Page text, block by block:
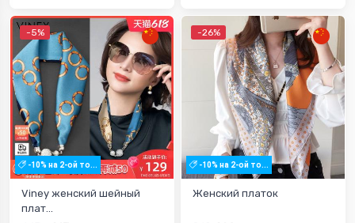
-5%
-10% на 2-ой то...
Viney женский шейный
плат...
-26%
-10% на 2-ой то...
Женский платок